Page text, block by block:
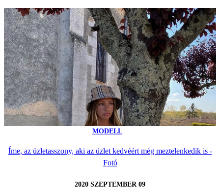
MODELL
Íme, az üzletasszony, aki az üzlet kedvéért még meztelenkedik is -
Fotó
2020 SZEPTEMBER 09